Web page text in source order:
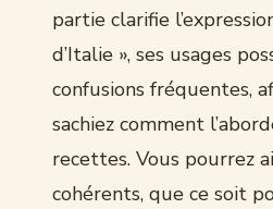
partie clarifie
d’Italie », ses usages
confusions fréquentes,
sachiez comment
recettes. Vous pourrez
cohérents, que ce soit